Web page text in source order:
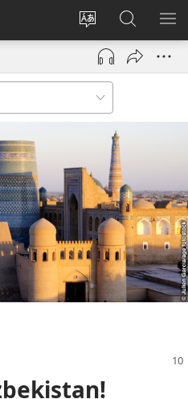
Promijeni
jezik
Prijava
(otvara
prozor)
JW.ORG
|
Pretraga